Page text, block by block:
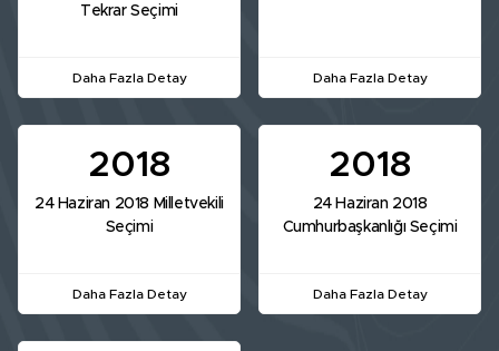
Tekrar Seçimi
Daha Fazla Detay Daha Fazla Detay
2018
24 Haziran 2018 Milletvekili
Seçimi
Daha Fazla Detay
2018
24 Haziran 2018
Cumhurbaşkanlığı Seçimi
Daha Fazla Detay